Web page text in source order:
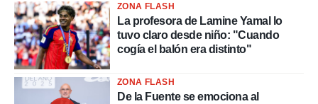
ZONA FLASH
La profesora de Lamine Yamal lo
tuvo claro desde niño: "Cuando
cogía el balón era distinto"
ZONA FLASH
De la Fuente se emociona al